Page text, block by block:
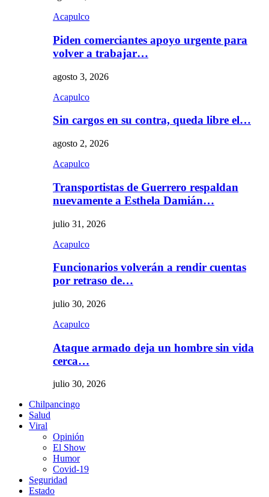
Acapulco
Piden comerciantes apoyo urgente para
volver a trabajar…
agosto 3, 2026
Acapulco
Sin cargos en su contra, queda libre el…
agosto 2, 2026
Acapulco
Transportistas de Guerrero respaldan
nuevamente a Esthela Damián…
julio 31, 2026
Acapulco
Funcionarios volverán a rendir cuentas
por retraso de…
julio 30, 2026
Acapulco
Ataque armado deja un hombre sin vida
cerca…
julio 30, 2026
Chilpancingo
Salud
Viral
Opinión
El Show
Humor
Covid-19
Seguridad
Estado